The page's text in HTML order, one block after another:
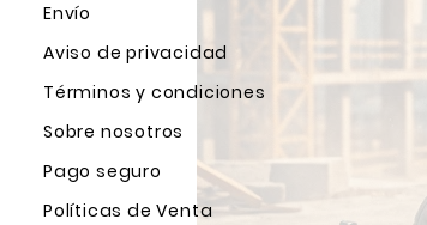
Envío
Aviso de privacidad
Términos y condiciones
Sobre nosotros
Pago seguro
Políticas de Venta